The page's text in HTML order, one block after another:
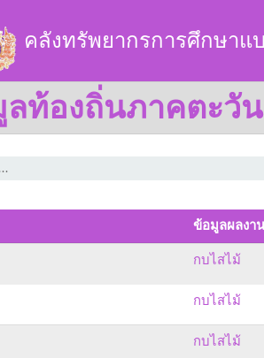
คลังทรัพยากรการศึกษาแ
ท้องถิ่นภาคตะวั
ข้อมูลผลงาน
กบไสไม้
กบไสไม้
กบไสไม้